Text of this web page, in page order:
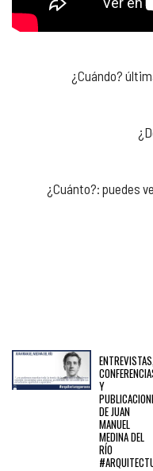
¿Cuándo?
¿Cuánto?: puedes
ENTREVISTAS,
Y
DE JUAN
MANUEL
MEDINA DEL
RÍO